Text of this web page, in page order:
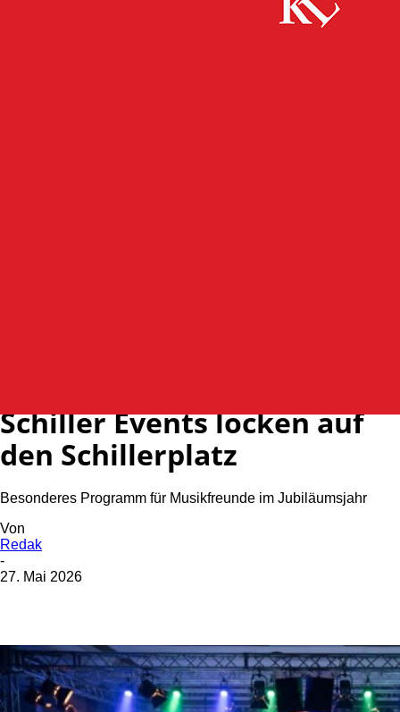
Schiller Events locken auf
den Schillerplatz
Besonderes Programm für Musikfreunde im Jubiläumsjahr
Von
Redak
-
27. Mai 2026